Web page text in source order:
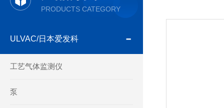
PRODUCTS CATEGORY
ULVAC/日本爱发科
工艺气体监测仪
泵